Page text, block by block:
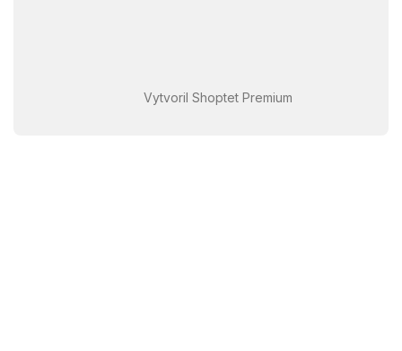
Vytvoril Shoptet Premium